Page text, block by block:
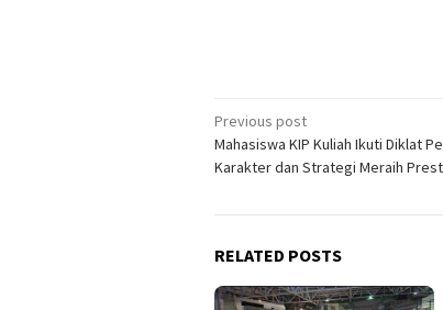
Post
navigation
Previous post
Mahasiswa KIP Kuliah Ikuti Diklat
Karakter dan Strategi Meraih
RELATED POSTS